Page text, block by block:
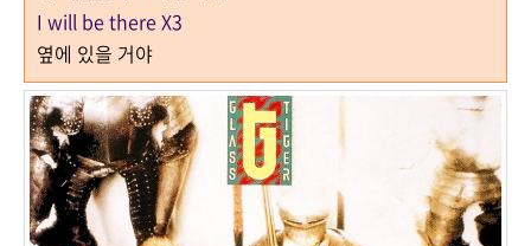
I will be there X3
옆에 있을 거야